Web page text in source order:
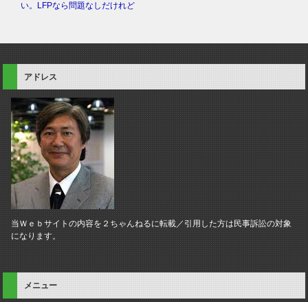
い。LFPなら問題なしだけれど
アドレス
当Ｗｅｂサイトの内容を２ちゃんねるに転載／引用した方は民事訴訟の対象
になります。
メニュー